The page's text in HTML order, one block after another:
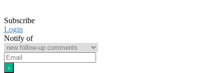
Subscribe
Login
Notify of